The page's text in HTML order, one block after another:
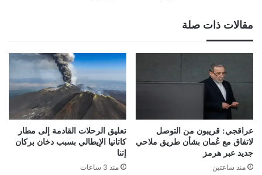
دفاع
جوي
مقالات ذات صلة
عراقجي: قريبون من التوصل
لاتفاق مع عُمان بشأن طريق ملاحي
جديد عبر هرمز
منذ ساعتين
تعليق الرحلات القادمة إلى مطار
كاتانيا الإيطالي بسبب دخان بركان
إتنا
منذ 3 ساعات